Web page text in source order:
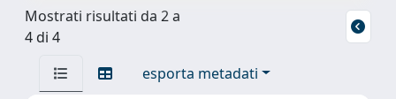
Mostrati risultati da 2 a
4 di 4
esporta metadati